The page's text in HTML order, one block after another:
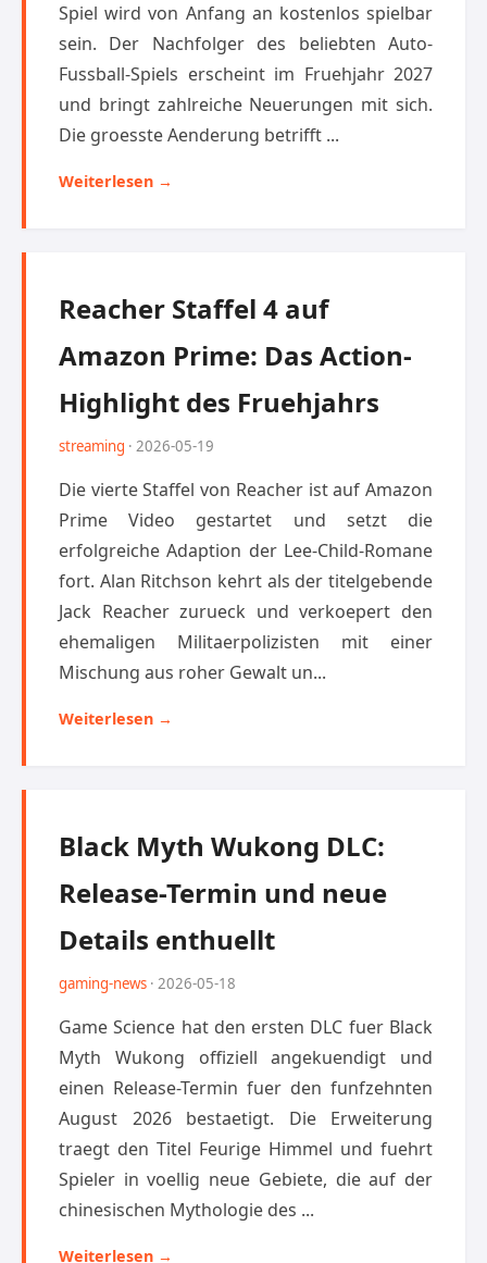
Spiel wird von Anfang an kostenlos spielbar
sein. Der Nachfolger des beliebten Auto-
Fussball-Spiels erscheint im Fruehjahr 2027
und bringt zahlreiche Neuerungen mit sich.
Die groesste Aenderung betrifft ...
Weiterlesen →
Reacher Staffel 4 auf
Amazon Prime: Das Action-
Highlight des Fruehjahrs
streaming · 2026-05-19
Die vierte Staffel von Reacher ist auf Amazon
Prime Video gestartet und setzt die
erfolgreiche Adaption der Lee-Child-Romane
fort. Alan Ritchson kehrt als der titelgebende
Jack Reacher zurueck und verkoepert den
ehemaligen Militaerpolizisten mit einer
Mischung aus roher Gewalt un...
Weiterlesen →
Black Myth Wukong DLC:
Release-Termin und neue
Details enthuellt
gaming-news · 2026-05-18
Game Science hat den ersten DLC fuer Black
Myth Wukong offiziell angekuendigt und
einen Release-Termin fuer den funfzehnten
August 2026 bestaetigt. Die Erweiterung
traegt den Titel Feurige Himmel und fuehrt
Spieler in voellig neue Gebiete, die auf der
chinesischen Mythologie des ...
Weiterlesen →